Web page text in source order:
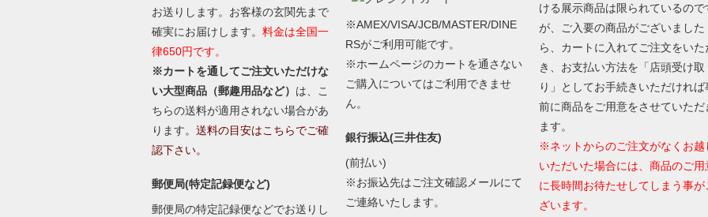
お送りします。お客様の玄関先まで
確実にお届けします。 料金は全国一
律650円です。
※カートを通してご注文いただけな
い大型商品（郵趣用品など） は、こ
ちらの送料が適用されない場合があ
ります。 送料の目安はこちらでご確
認下さい。
郵便局(特定記録便など)
郵便局の特定記録便などでお送りし
※AMEX/VISA/JCB/MASTER/DINE
RSがご利用可能です。
※ホームページのカートを通さない
ご購入についてはご利用できませ
ん。
銀行振込(三井住友)
(前払い)
※お振込先はご注文確認メールにて
ご連絡いたします。
ける展示商品は限られているので
が、ご入要の商品がございました
ら、カートに入れてご注文をいた
き、お支払い方法を「店頭受け取
り」としてお手続きいただければ
前に商品をご用意をさせていただ
ます。
※ネットからのご注文がなくお越
いただいた場合には、商品のご用
に長時間お待たせしてしまう事が
ざいます。